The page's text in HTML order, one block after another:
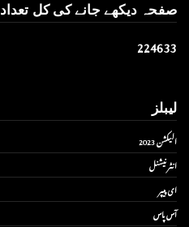
صفحہ دیکھے جانے کی کل تعداد
224633
لیبلز
الیکشن 2023
انٹر نیشنل
ای پیپر
آس پاس